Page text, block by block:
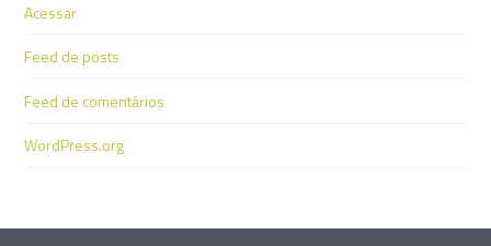
Acessar
Feed de posts
Feed de comentários
WordPress.org